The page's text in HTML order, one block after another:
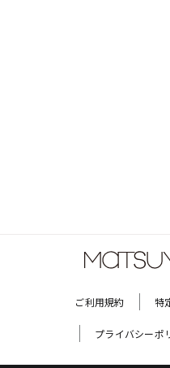
ご利用規約 特
プライバシーポ